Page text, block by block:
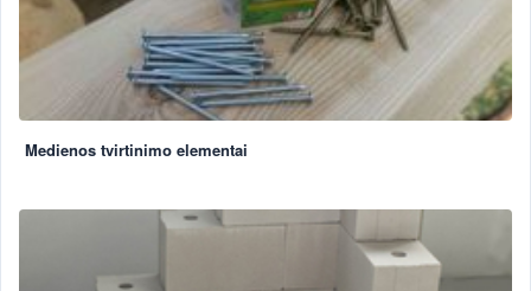
Medienos tvirtinimo elementai